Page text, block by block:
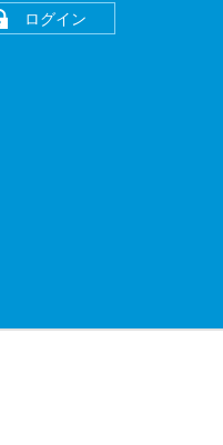
ログイン